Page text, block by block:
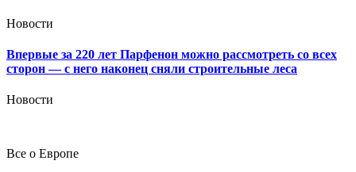
Новости
Впервые за 220 лет Парфенон можно рассмотреть со всех
сторон — с него наконец сняли строительные леса
Новости
Все о Европе